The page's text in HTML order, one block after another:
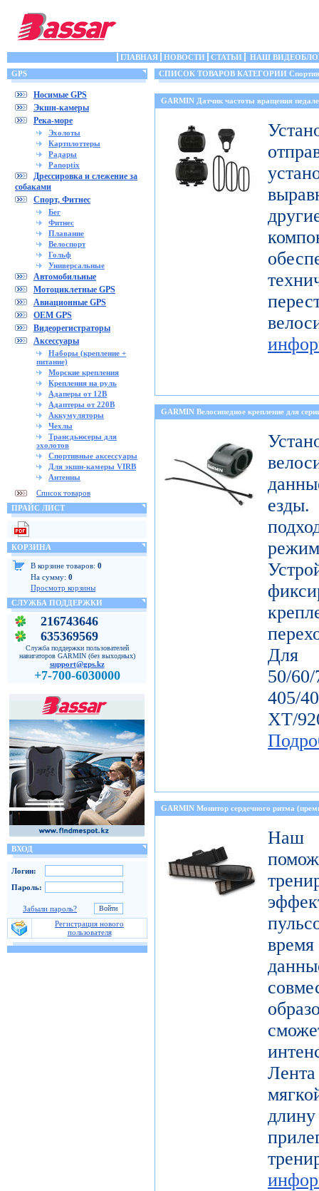
ГЛАВНАЯ НОВОСТИ СТАТЬИ
НАШ
GPS
Носимые GPS
Экшн-камеры
Река-море
Эхолоты
Картплоттеры
Радары
Panoptix
Дрессировка и слежение за
собаками
Спорт, Фитнес
Бег
Фитнес
Плавание
Велоспорт
Гольф
Универсальные
Автомобильные
Мотоциклетные GPS
Авиационные GPS
OEM GPS
Видеорегистраторы
Аксессуары
Наборы (крепление +
питание)
Морские крепления
Крепления на руль
Адаперы от 12В
Адаптеры от 220В
Аккумуляторы
Чехлы
Трансдьюсеры для
эхолотов
Спортивные аксессуары
Для экшн-камеры VIRB
Антенны
Список товаров
ПРАЙС ЛИСТ
КОРЗИНА
В корзине товаров: 0
На сумму: 0
Просмотр корзины
СЛУЖБА ПОДДЕРЖКИ
216743646
635369569
Служба поддержки пользователей
навигаторов GARMIN (без выходных)
support@gps.kz
+7-700-6030000
ВХОД
Логин:
Пароль:
Забыли пароль?
Регистрация нового
пользователя
СПИСОК ТОВАРОВ КАТЕГОРИИ
GARMIN Датчик частоты вращения
GARMIN Велосипедное крепление для
50/
405/
ХТ/
GARMIN Монитор сердечного ритма
Наш